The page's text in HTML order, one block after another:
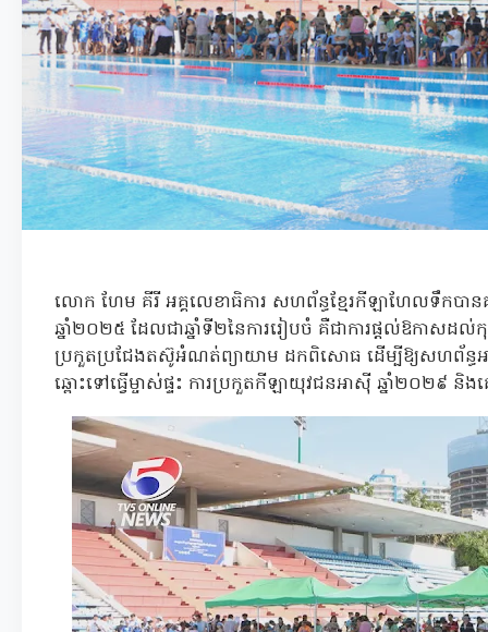
លោក ហែម គីរី អគ្គលេខាធិការ សហព័ន្ធខ្មែរកីឡាហែលទឹកបា
ឆ្នាំ២០២៥ ដែលជាឆ្នាំទី២នៃការរៀបចំ គឺជាការផ្តល់ឱកាសដ
ប្រកួតប្រជែងតស៊ូអំណត់ព្យាយាម ដកពិសោធ ដើម្បីឱ្យសហព័ន្ធអ
ឆ្ពោះទៅធ្វើម្ចាស់ផ្ទះ ការប្រកួតកីឡាយុវជនអាស៊ី ឆ្នាំ២០២៩ និងគ